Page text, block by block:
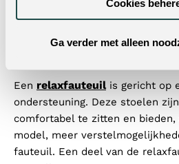
Cookies
Ga verder met alleen
blikvangers en dragen bij aan
toevoeging? Dedraaifauteuil
Een relaxfauteuilis gericht op
ondersteuning. Deze stoelen
comfortabel te zitten en
model, meer
fauteuil. Een deel van de